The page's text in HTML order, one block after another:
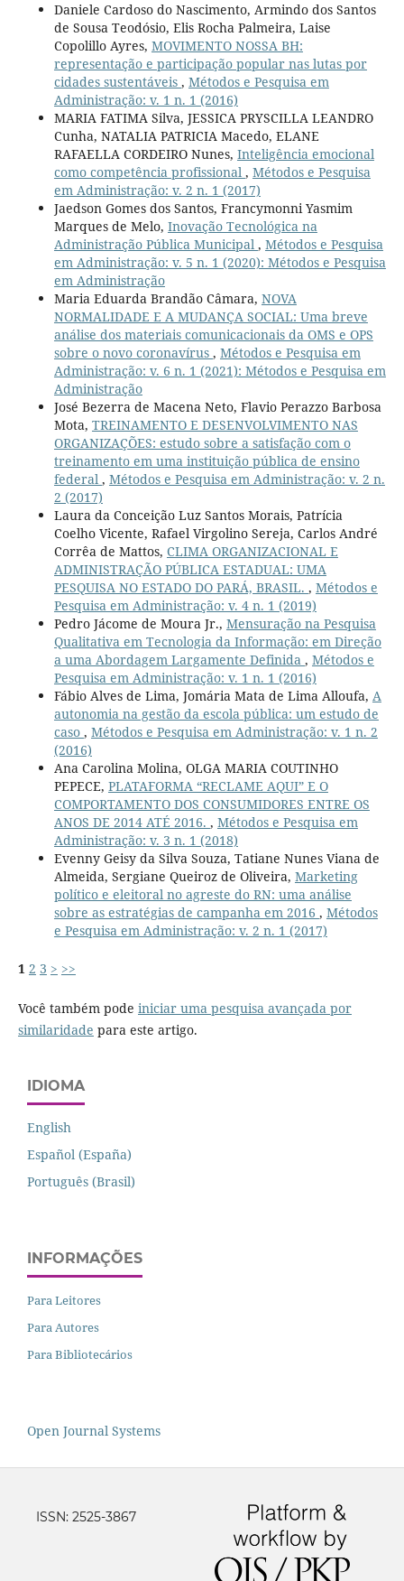
Daniele Cardoso do Nascimento, Armindo dos Santos
de Sousa Teodósio, Elis Rocha Palmeira, Laise
Copolillo Ayres, MOVIMENTO NOSSA BH:
representação e participação popular nas lutas por
cidades sustentáveis , Métodos e Pesquisa em
Administração: v. 1 n. 1 (2016)
MARIA FATIMA Silva, JESSICA PRYSCILLA LEANDRO
Cunha, NATALIA PATRICIA Macedo, ELANE
RAFAELLA CORDEIRO Nunes, Inteligência emocional
como competência profissional , Métodos e Pesquisa
em Administração: v. 2 n. 1 (2017)
Jaedson Gomes dos Santos, Francymonni Yasmim
Marques de Melo, Inovação Tecnológica na
Administração Pública Municipal , Métodos e Pesquisa
em Administração: v. 5 n. 1 (2020): Métodos e Pesquisa
em Administração
Maria Eduarda Brandão Câmara, NOVA
NORMALIDADE E A MUDANÇA SOCIAL: Uma breve
análise dos materiais comunicacionais da OMS e OPS
sobre o novo coronavírus , Métodos e Pesquisa em
Administração: v. 6 n. 1 (2021): Métodos e Pesquisa em
Administração
José Bezerra de Macena Neto, Flavio Perazzo Barbosa
Mota, TREINAMENTO E DESENVOLVIMENTO NAS
ORGANIZAÇÕES: estudo sobre a satisfação com o
treinamento em uma instituição pública de ensino
federal , Métodos e Pesquisa em Administração: v. 2 n.
2 (2017)
Laura da Conceição Luz Santos Morais, Patrícia
Coelho Vicente, Rafael Virgolino Sereja, Carlos André
Corrêa de Mattos, CLIMA ORGANIZACIONAL E
ADMINISTRAÇÃO PÚBLICA ESTADUAL: UMA
PESQUISA NO ESTADO DO PARÁ, BRASIL. , Métodos e
Pesquisa em Administração: v. 4 n. 1 (2019)
Pedro Jácome de Moura Jr., Mensuração na Pesquisa
Qualitativa em Tecnologia da Informação: em Direção
a uma Abordagem Largamente Definida , Métodos e
Pesquisa em Administração: v. 1 n. 1 (2016)
Fábio Alves de Lima, Jomária Mata de Lima Alloufa, A
autonomia na gestão da escola pública: um estudo de
caso , Métodos e Pesquisa em Administração: v. 1 n. 2
(2016)
Ana Carolina Molina, OLGA MARIA COUTINHO
PEPECE, PLATAFORMA “RECLAME AQUI” E O
COMPORTAMENTO DOS CONSUMIDORES ENTRE OS
ANOS DE 2014 ATÉ 2016. , Métodos e Pesquisa em
Administração: v. 3 n. 1 (2018)
Evenny Geisy da Silva Souza, Tatiane Nunes Viana de
Almeida, Sergiane Queiroz de Oliveira, Marketing
político e eleitoral no agreste do RN: uma análise
sobre as estratégias de campanha em 2016 , Métodos
e Pesquisa em Administração: v. 2 n. 1 (2017)
1 2 3 > >>
Você também pode iniciar uma pesquisa avançada por
similaridade para este artigo.
IDIOMA
English
Español (España)
Português (Brasil)
INFORMAÇÕES
Para Leitores
Para Autores
Para Bibliotecários
Open Journal Systems
ISSN: 2525-3867